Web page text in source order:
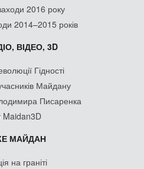
2016 року
2014–2015 років
ВІДЕО, 3D
Гідності
Майдану
Писаренка
Maidan3D
МАЙДАН
на граніті